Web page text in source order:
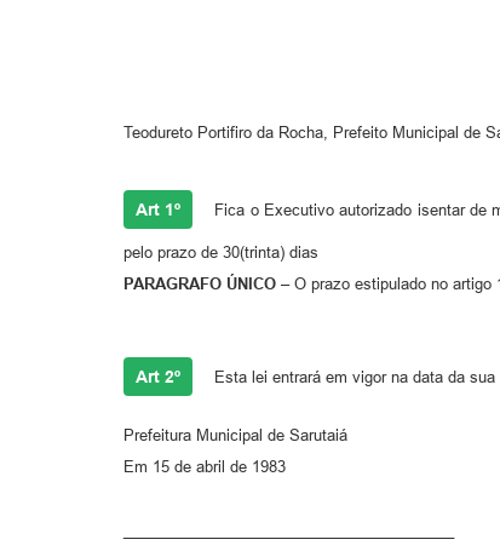
Teodureto Portifiro da Rocha, Prefeito Municipal de
Art 1º Fica o Executivo autorizado isentar de
pelo prazo de 30(trinta) dias
PARAGRAFO ÚNICO –O prazo estipulado no artigo
Art 2º Esta lei entrará em vigor na data da
Prefeitura Municipal de Sarutaiá
Em 15 de abril de 1983